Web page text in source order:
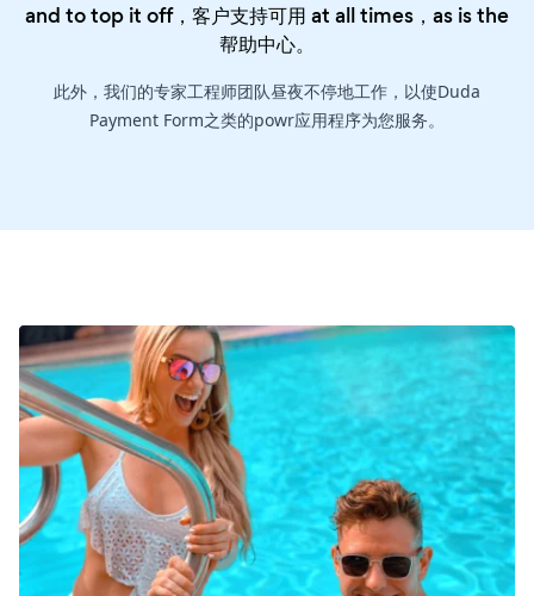
and to top it off，客户支持可用 at all times，as is the
帮助中心。
此外，我们的专家工程师团队昼夜不停地工作，以使Duda
Payment Form之类的powr应用程序为您服务。